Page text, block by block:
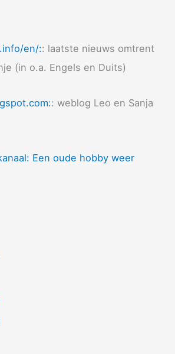
en/:: laatste nieuws omtrent
(in o.a. Engels en Duits)
: weblog Leo en Sanja
Een oude hobby weer